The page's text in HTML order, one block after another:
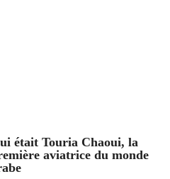
était Touria Chaoui, la
aviatrice du monde